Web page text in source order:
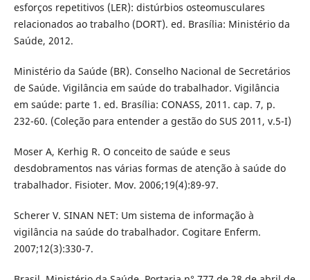
esforços repetitivos (LER): distúrbios osteomusculares
relacionados ao trabalho (DORT). ed. Brasília: Ministério da
Saúde, 2012.
Ministério da Saúde (BR). Conselho Nacional de Secretários
de Saúde. Vigilância em saúde do trabalhador. Vigilância
em saúde: parte 1. ed. Brasília: CONASS, 2011. cap. 7, p.
232-60. (Coleção para entender a gestão do SUS 2011, v.5-I)
Moser A, Kerhig R. O conceito de saúde e seus
desdobramentos nas várias formas de atenção à saúde do
trabalhador. Fisioter. Mov. 2006;19(4):89-97.
Scherer V. SINAN NET: Um sistema de informação à
vigilância na saúde do trabalhador. Cogitare Enferm.
2007;12(3):330-7.